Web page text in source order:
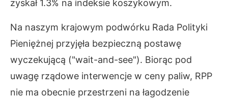
zyskał 1.3% na indeksie koszykowym.
Na naszym krajowym podwórku Rada Polityki
Pieniężnej przyjęła bezpieczną postawę
wyczekującą ("wait-and-see"). Biorąc pod
uwagę rządowe interwencje w ceny paliw, RPP
nie ma obecnie przestrzeni na łagodzenie